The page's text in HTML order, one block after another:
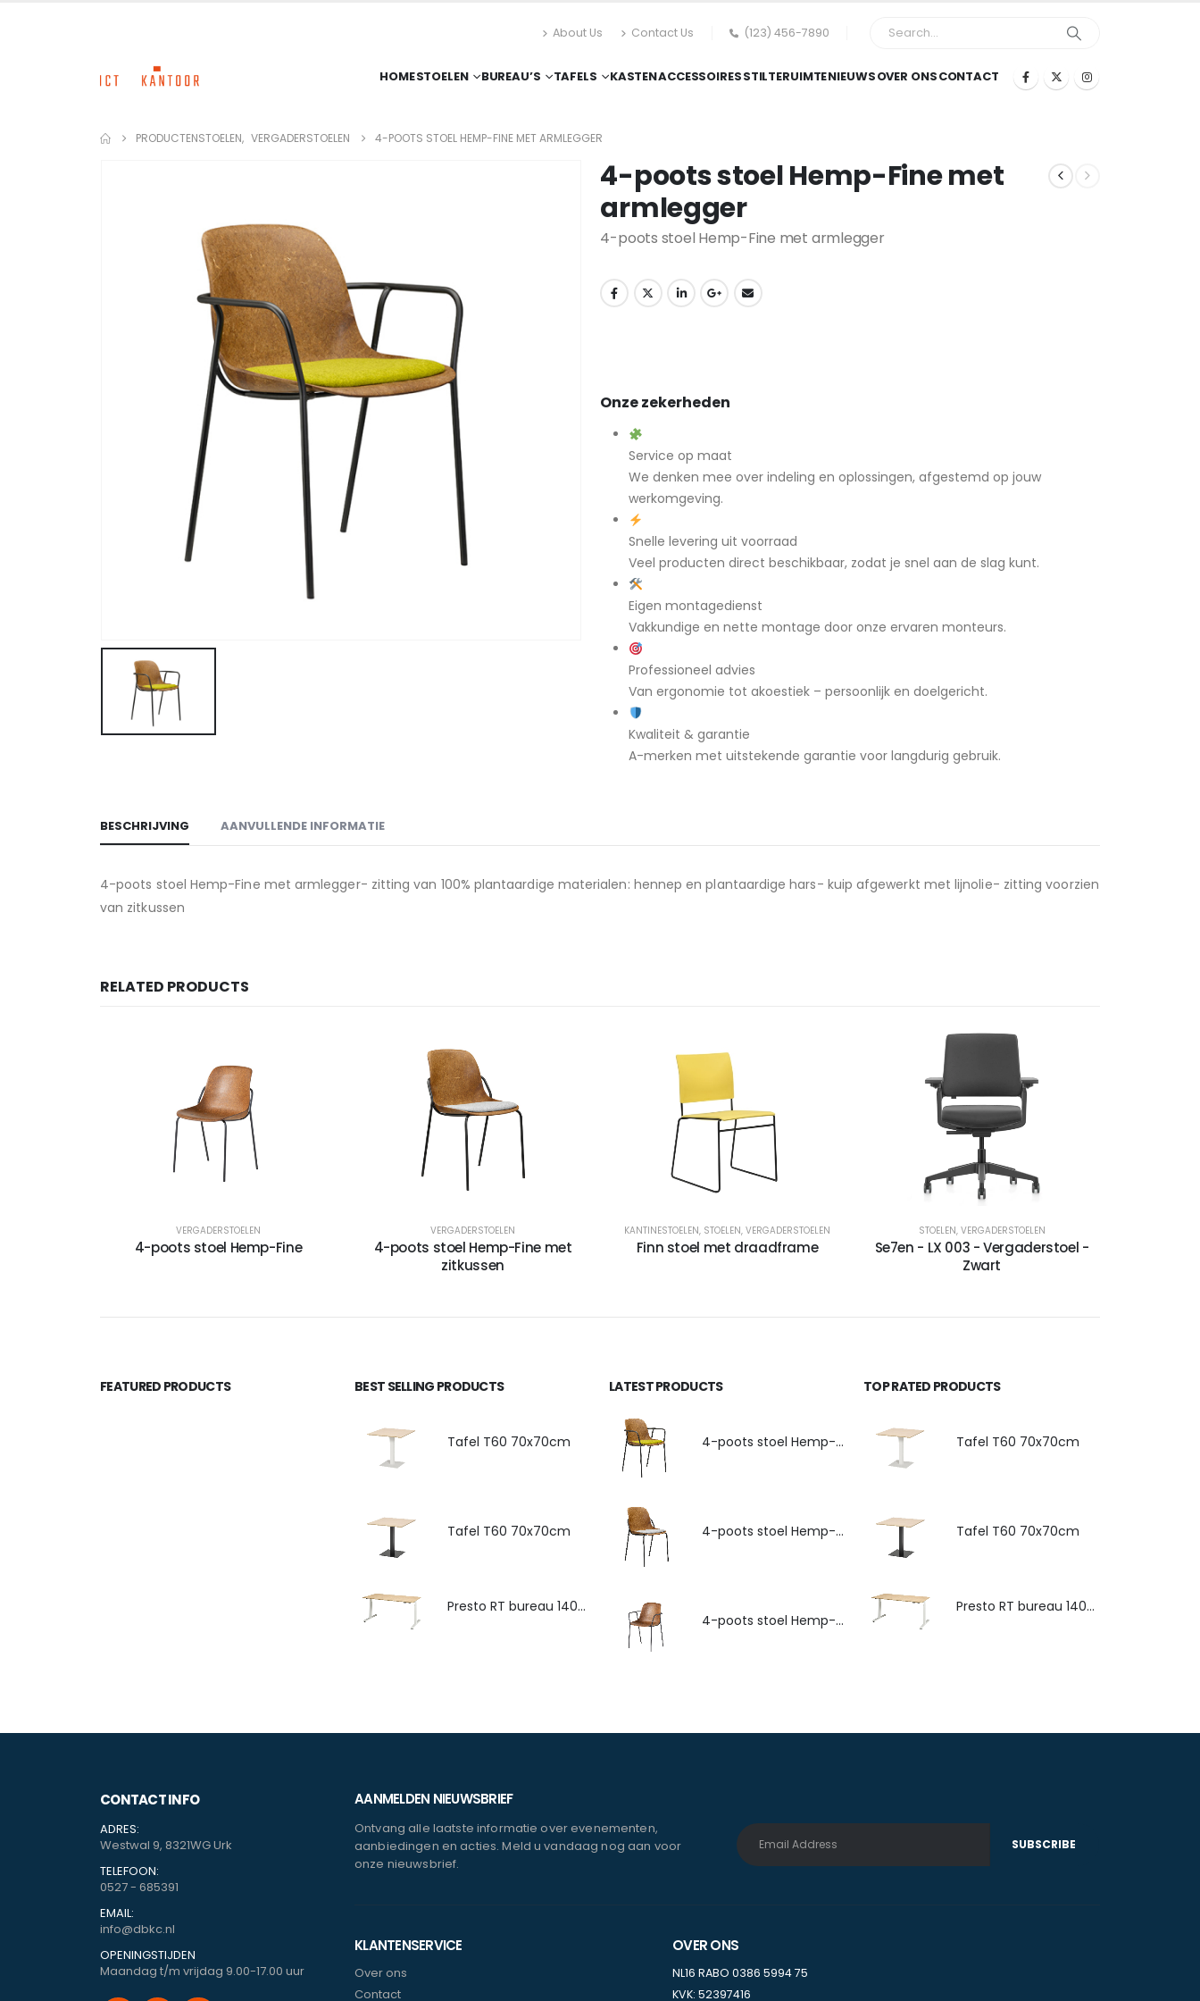
About Us Contact Us (123) 456-7890
HOMESTOELEN BUREAU’S TAFELS KASTENACCESSOIRESSTILTERUIMTENIEUWSOVER ONSCONTACT
PRODUCTENSTOELEN, VERGADERSTOELEN 4-POOTS STOEL HEMP-FINE MET ARMLEGGER
4-poots stoel Hemp-Fine met
armlegger
4-poots stoel Hemp-Fine met armlegger
Onze zekerheden
Service op maat
We denken mee over indeling en oplossingen, afgestemd op jouw
werkomgeving.
Snelle levering uit voorraad
Veel producten direct beschikbaar, zodat je snel aan de slag kunt.
Eigen montagedienst
Vakkundige en nette montage door onze ervaren monteurs.
Professioneel advies
Van ergonomie tot akoestiek – persoonlijk en doelgericht.
Kwaliteit & garantie
A-merken met uitstekende garantie voor langdurig gebruik.
BESCHRIJVING AANVULLENDE INFORMATIE
4-poots stoel Hemp-Fine met armlegger- zitting van 100% plantaardige materialen: hennep en plantaardige hars- kuip afgewerkt met lijnolie- zitting voorzien
van zitkussen
RELATED PRODUCTS
VERGADERSTOELEN
4-poots stoel Hemp-Fine
VERGADERSTOELEN
4-poots stoel Hemp-Fine met
zitkussen
KANTINESTOELEN, STOELEN, VERGADERSTOELEN
Finn stoel met draadframe
STOELEN, VERGADERSTOELEN
Se7en - LX 003 - Vergaderstoel -
Zwart
FEATURED PRODUCTS BEST SELLING PRODUCTS
Tafel T60 70x70cm
Tafel T60 70x70cm
Presto RT bureau 140x80cm
LATEST PRODUCTS
4-poots stoel Hemp-Fine met armlegger
4-poots stoel Hemp-Fine met zitkussen
4-poots stoel Hemp-Fine met armlegger
TOP RATED PRODUCTS
Tafel T60 70x70cm
Tafel T60 70x70cm
Presto RT bureau 140x80cm
CONTACT INFO
ADRES:
Westwal 9, 8321WG Urk
TELEFOON:
0527 - 685391
EMAIL:
info@dbkc.nl
OPENINGSTIJDEN
Maandag t/m vrijdag 9.00-17.00 uur
AANMELDEN NIEUWSBRIEF
Ontvang alle laatste informatie over evenementen,
aanbiedingen en acties. Meld u vandaag nog aan voor
onze nieuwsbrief.
KLANTENSERVICE
Over ons
Contact
OVER ONS
NL16 RABO 0386 5994 75
KVK: 52397416